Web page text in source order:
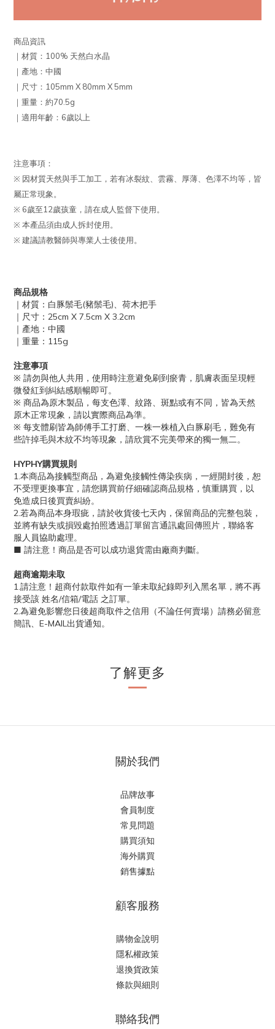
商品資訊
｜材質：100% 天然白水晶
｜產地：中國
｜尺寸：105mm X 80mm X 5mm
｜重量：約70.5g
｜適用年齡：6歲以上
注意事項：
※ 因材質天然與手工加工，若有冰裂紋、雲霧、厚薄、色澤不均等，皆
屬正常現象。
※ 6歲至12歲孩童，請在成人監督下使用。
※ 本產品須由成人拆封使用。
※ 建議請教醫師與專業人士後使用。
商品規格
｜材質：白豚鬃毛(豬鬃毛)、荷木把手
｜尺寸：25cm X 7.5cm X 3.2cm
｜產地：中國
｜重量：115g
注意事項
※ 請勿與他人共用，使用時注意避免刷到瘀青，肌膚表面呈現輕
微發紅到糾結感順暢即可。
※ 商品為原木製品，每支色澤、紋路、斑點或有不同，皆為天然
原木正常現象，請以實際商品為準。
※ 每支體刷皆為師傅手工打磨、一株一株植入白豚刷毛，難免有
些許掉毛與木紋不均等現象，請欣賞不完美帶來的獨一無二。
HYPHY購買規則
1.本商品為接觸型商品，為避免接觸性傳染疾病，一經開封後，恕
不受理更換事宜，請您購買前仔細確認商品規格，慎重購買，以
免造成日後買賣糾紛。
2.若為商品本身瑕疵，請於收貨後七天內，保留商品的完整包裝，
並將有缺失或損毀處拍照透過訂單留言通訊處回傳照片，聯絡客
服人員協助處理。
■ 請注意！商品是否可以成功退貨需由廠商判斷。
超商逾期未取
1.請注意！超商付款取件如有一筆未取紀錄即列入黑名單，將不再
接受該 姓名/信箱/電話 之訂單。
2.為避免影響您日後超商取件之信用（不論任何賣場）請務必留意
簡訊、E-MAIL出貨通知。
了解更多
關於我們
品牌故事
會員制度
常見問題
購買須知
海外購買
銷售據點
顧客服務
購物金說明
隱私權政策
退換貨政策
條款與細則
聯絡我們